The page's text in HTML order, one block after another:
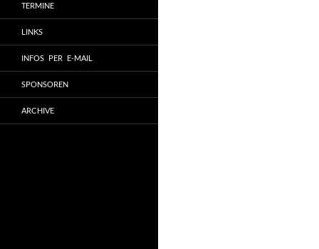
TERMINE
LINKS
INFOS PER E-MAIL
SPONSOREN
ARCHIVE